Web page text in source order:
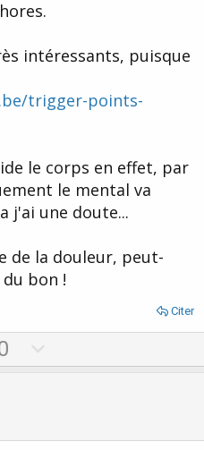
intéressants, puisque
trigger-points-
le corps en effet, par
le mental va
j'ai une doute...
de la douleur, peut-
bon !
Citer
o
v